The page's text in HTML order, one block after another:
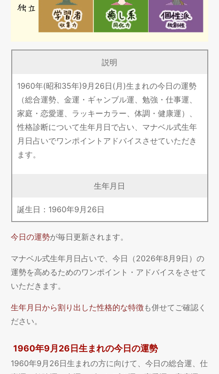
説明
1960年(昭和35年)9月26日(月)生まれの今日の運勢
（総合運勢、金運・ギャンブル運、勉強・仕事運、
家庭・恋愛運、ラッキーカラー、体調・健康運）、
性格診断について生年月日で占い、マナベル式生年
月日占いでワンポイントアドバイスさせていただき
ます。
生年月日
誕生日： 1960年9 月 26日
今日の運勢が毎日更新されます。
マナベル式生年月日占いで、今日（2026年8月9日）の
運勢を高めるためのワンポイント・アドバイスをさせて
いただきます。
生年月日から割り出した性格的な特徴も併せてご確認く
ださい。
1960年9月26日生まれの今日の運勢
1960年9月26日生まれの方に向けて、今日の総合運、仕